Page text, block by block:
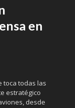
en
toca todas las
estratégico
desde